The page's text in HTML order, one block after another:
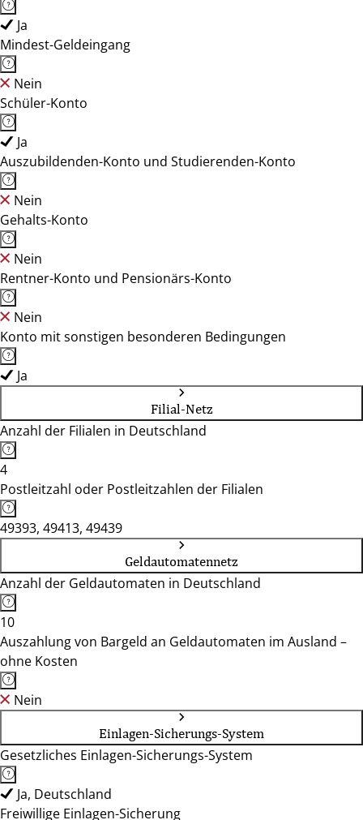
Ja
Mindest-Geldeingang
Nein
Schüler-Konto
Ja
Auszubildenden-Konto und Studierenden-Konto
Nein
Gehalts-Konto
Nein
Rentner-Konto und Pensionärs-Konto
Nein
Konto mit sonstigen besonderen Bedingungen
Ja
Filial-Netz
Anzahl der Filialen in Deutschland
4
Postleitzahl oder Postleitzahlen der Filialen
49393, 49413, 49439
Geldautomatennetz
Anzahl der Geldautomaten in Deutschland
10
Auszahlung von Bargeld an Geldautomaten im Ausland –
ohne Kosten
Nein
Einlagen-Sicherungs-System
Gesetzliches Einlagen-Sicherungs-System
Ja, Deutschland
Freiwillige Einlagen-Sicherung